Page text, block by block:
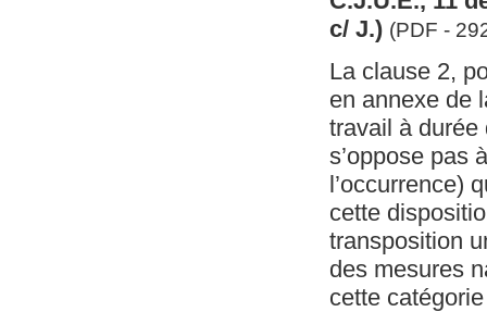
c/ J.) (PDF -
La clause 2,
en annexe de
travail à durée
s’oppose pas
l’occurrence)
cette
transposition
des mesures
cette